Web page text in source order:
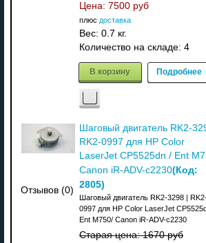
Цена: 7500 руб
плюс доставка
Вес: 0.7 кг.
Количество на складе: 4
В корзину Подробнее
Отзывов (0)
Шаговый двигатель RK2-
RK2-0997 для HP Color
LaserJet CP5525dn / Ent
Canon iR-ADV-c2230(Код:
2805)
Шаговый двигатель RK2-3298 |
0997 для HP Color LaserJet
Ent M750/ Canon iR-ADV-c2230
Старая цена:1670 руб